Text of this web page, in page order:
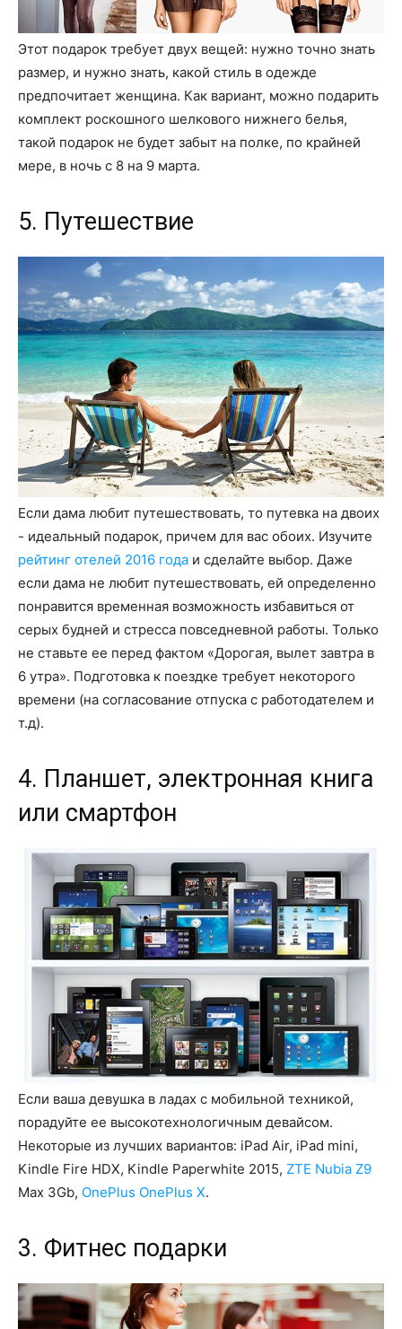
Этот подарок требует двух вещей: нужно точно знать
размер, и нужно знать, какой стиль в одежде
предпочитает женщина. Как вариант, можно подарить
комплект роскошного шелкового нижнего белья,
такой подарок не будет забыт на полке, по крайней
мере, в ночь с 8 на 9 марта.
5. Путешествие
Если дама любит путешествовать, то путевка на двоих
- идеальный подарок, причем для вас обоих. Изучите
рейтинг отелей 2016 года и сделайте выбор. Даже
если дама не любит путешествовать, ей определенно
понравится временная возможность избавиться от
серых будней и стресса повседневной работы. Только
не ставьте ее перед фактом «Дорогая, вылет завтра в
6 утра». Подготовка к поездке требует некоторого
времени (на согласование отпуска с работодателем и
т.д).
4. Планшет, электронная книга
или смартфон
Если ваша девушка в ладах с мобильной техникой,
порадуйте ее высокотехнологичным девайсом.
Некоторые из лучших вариантов: iPad Air, iPad mini,
Kindle Fire HDX, Kindle Paperwhite 2015, ZTE Nubia Z9
Max 3Gb, OnePlus OnePlus X.
3. Фитнес подарки